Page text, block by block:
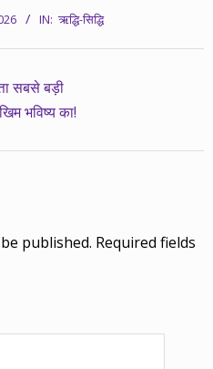
IN: ऋद्धि-सिद्धि
सबसे बड़ी
भविष्य का!
published. Required fields